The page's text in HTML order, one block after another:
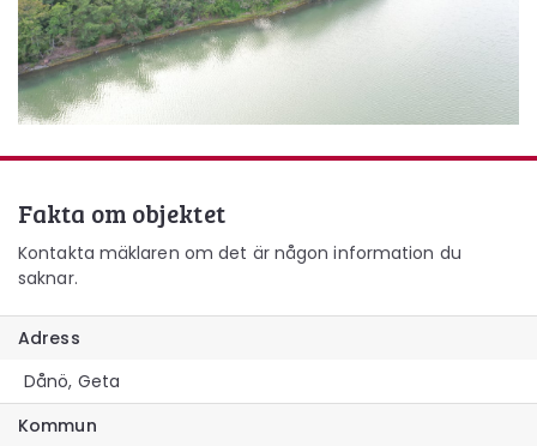
Fakta om objektet
Kontakta mäklaren om det är någon information du
saknar.
Adress
Dånö, Geta
Kommun